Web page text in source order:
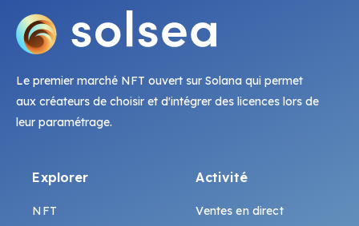
Le premier marché NFT ouvert sur Solana qui permet
aux créateurs de choisir et d'intégrer des licences lors de
leur paramétrage.
Explorer
NFT
Activité
Ventes en direct